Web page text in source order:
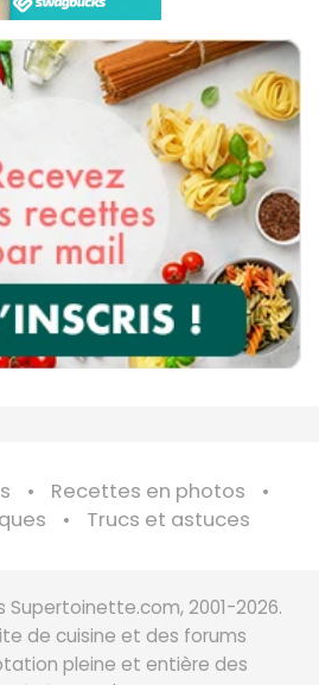
Recettes en photos
Trucs et astuces
Supertoinette.com, 2001-2026.
de cuisine et des forums
pleine et entière des